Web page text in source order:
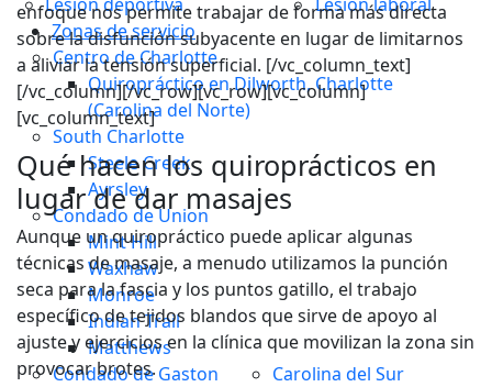
Zonas de servicio
Centro de Charlotte
Quiropráctico en Dilworth, Charlotte
(Carolina del Norte)
South Charlotte
Steele Creek
Ayrsley
Condado de Union
Mint Hill
Waxhaw
Monroe
Indian Trail
Matthews
Condado de Gaston
Carolina del Sur
enfoque nos permite trabajar de forma más directa
sobre la disfunción subyacente en lugar de limitarnos
a aliviar la tensión superficial. [/vc_column_text]
[/vc_column][/vc_row][vc_row][vc_column]
[vc_column_text]
Qué hacen los quiroprácticos en
lugar de dar masajes
Aunque un quiropráctico puede aplicar algunas
técnicas de masaje, a menudo utilizamos la punción
seca para la fascia y los puntos gatillo, el trabajo
específico de tejidos blandos que sirve de apoyo al
ajuste y ejercicios en la clínica que movilizan la zona sin
provocar brotes.